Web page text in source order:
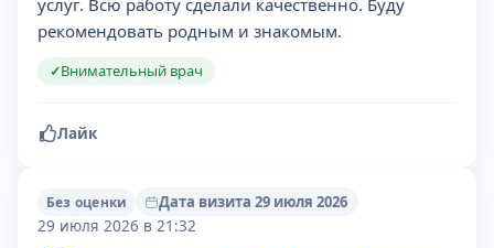
услуг. Всю работу сделали качественно. Буду
рекoмендовать родным и знакомым.
✓Внимательный врач
Лайк
Без оценки
Дата визита 29 июля 2026
29 июля 2026 в 21:32